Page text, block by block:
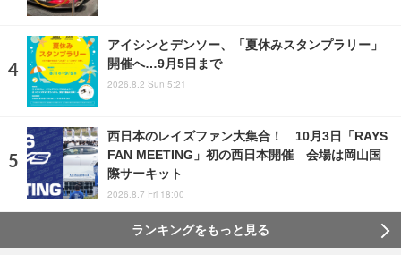
アイシンとデンソー、「夏休みスタンプラリー」
開催へ…9月5日まで
2026.8.2 Sun 5:21
西日本のレイズファン大集合！ 10月3日「RAYS
FAN MEETING」初の西日本開催 会場は岡山国
際サーキット
2026.8.7 Fri 18:00
ランキングをもっと見る